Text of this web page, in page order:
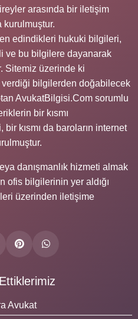
arasında bir iletişim
kurulmuştur.
edindikleri hukuki bilgileri,
ve bu bilgilere dayanarak
Sitemiz üzerinde ki
verdiği bilgilerden doğabilecek
AvukatBilgisi.Com sorumlu
bir kısmı
bir kısmı da baroların internet
danışmanlık hizmeti almak
ofis bilgilerinin yer aldığı
üzerinden iletişime
Avukat